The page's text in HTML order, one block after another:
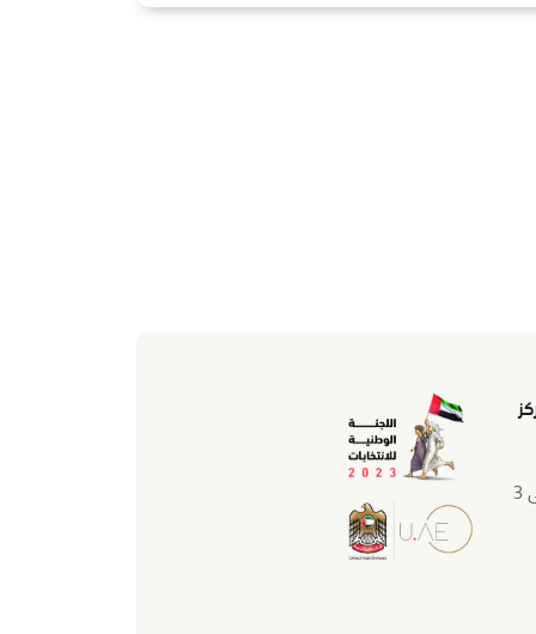
من 7 صباحاً حتى 3